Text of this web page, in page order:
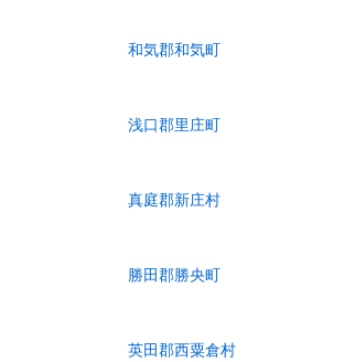
和気郡和気町
浅口郡里庄町
真庭郡新庄村
勝田郡勝央町
英田郡西粟倉村